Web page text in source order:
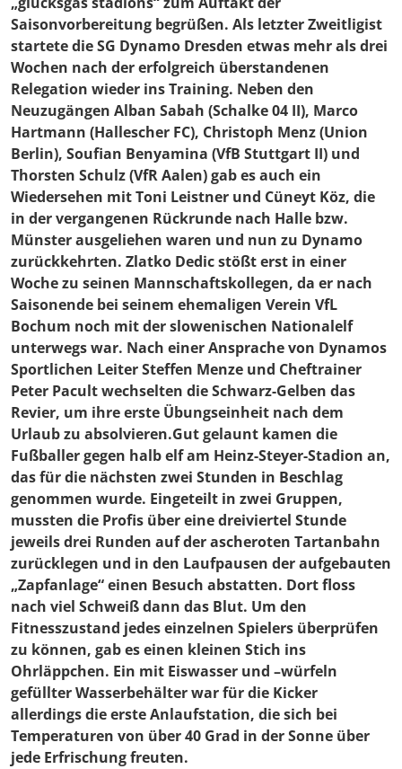
Saisonvorbereitung begrüßen. Als letzter Zweitligist
startete die SG Dynamo Dresden etwas mehr als drei
Wochen nach der erfolgreich überstandenen
Relegation wieder ins Training. Neben den
Neuzugängen Alban Sabah (Schalke 04 II), Marco
Hartmann (Hallescher FC), Christoph Menz (Union
Berlin), Soufian Benyamina (VfB Stuttgart II) und
Thorsten Schulz (VfR Aalen) gab es auch ein
Wiedersehen mit Toni Leistner und Cüneyt Köz, die
in der vergangenen Rückrunde nach Halle bzw.
Münster ausgeliehen waren und nun zu Dynamo
zurückkehrten. Zlatko Dedic stößt erst in einer
Woche zu seinen Mannschaftskollegen, da er nach
Saisonende bei seinem ehemaligen Verein VfL
Bochum noch mit der slowenischen Nationalelf
unterwegs war. Nach einer Ansprache von Dynamos
Sportlichen Leiter Steffen Menze und Cheftrainer
Peter Pacult wechselten die Schwarz-Gelben das
Revier, um ihre erste Übungseinheit nach dem
Urlaub zu absolvieren.Gut gelaunt kamen die
Fußballer gegen halb elf am Heinz-Steyer-Stadion an,
das für die nächsten zwei Stunden in Beschlag
genommen wurde. Eingeteilt in zwei Gruppen,
mussten die Profis über eine dreiviertel Stunde
jeweils drei Runden auf der ascheroten Tartanbahn
zurücklegen und in den Laufpausen der aufgebauten
„Zapfanlage“ einen Besuch abstatten. Dort floss
nach viel Schweiß dann das Blut. Um den
Fitnesszustand jedes einzelnen Spielers überprüfen
zu können, gab es einen kleinen Stich ins
Ohrläppchen. Ein mit Eiswasser und –würfeln
gefüllter Wasserbehälter war für die Kicker
allerdings die erste Anlaufstation, die sich bei
Temperaturen von über 40 Grad in der Sonne über
jede Erfrischung freuten.